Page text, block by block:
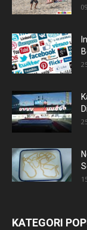
KATEGORI